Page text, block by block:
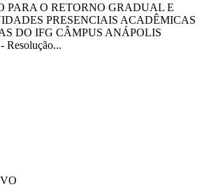
PARA O RETORNO GRADUAL E
PRESENCIAIS ACADÊMICAS
DO IFG CÂMPUS ANÁPOLIS
Resolução...